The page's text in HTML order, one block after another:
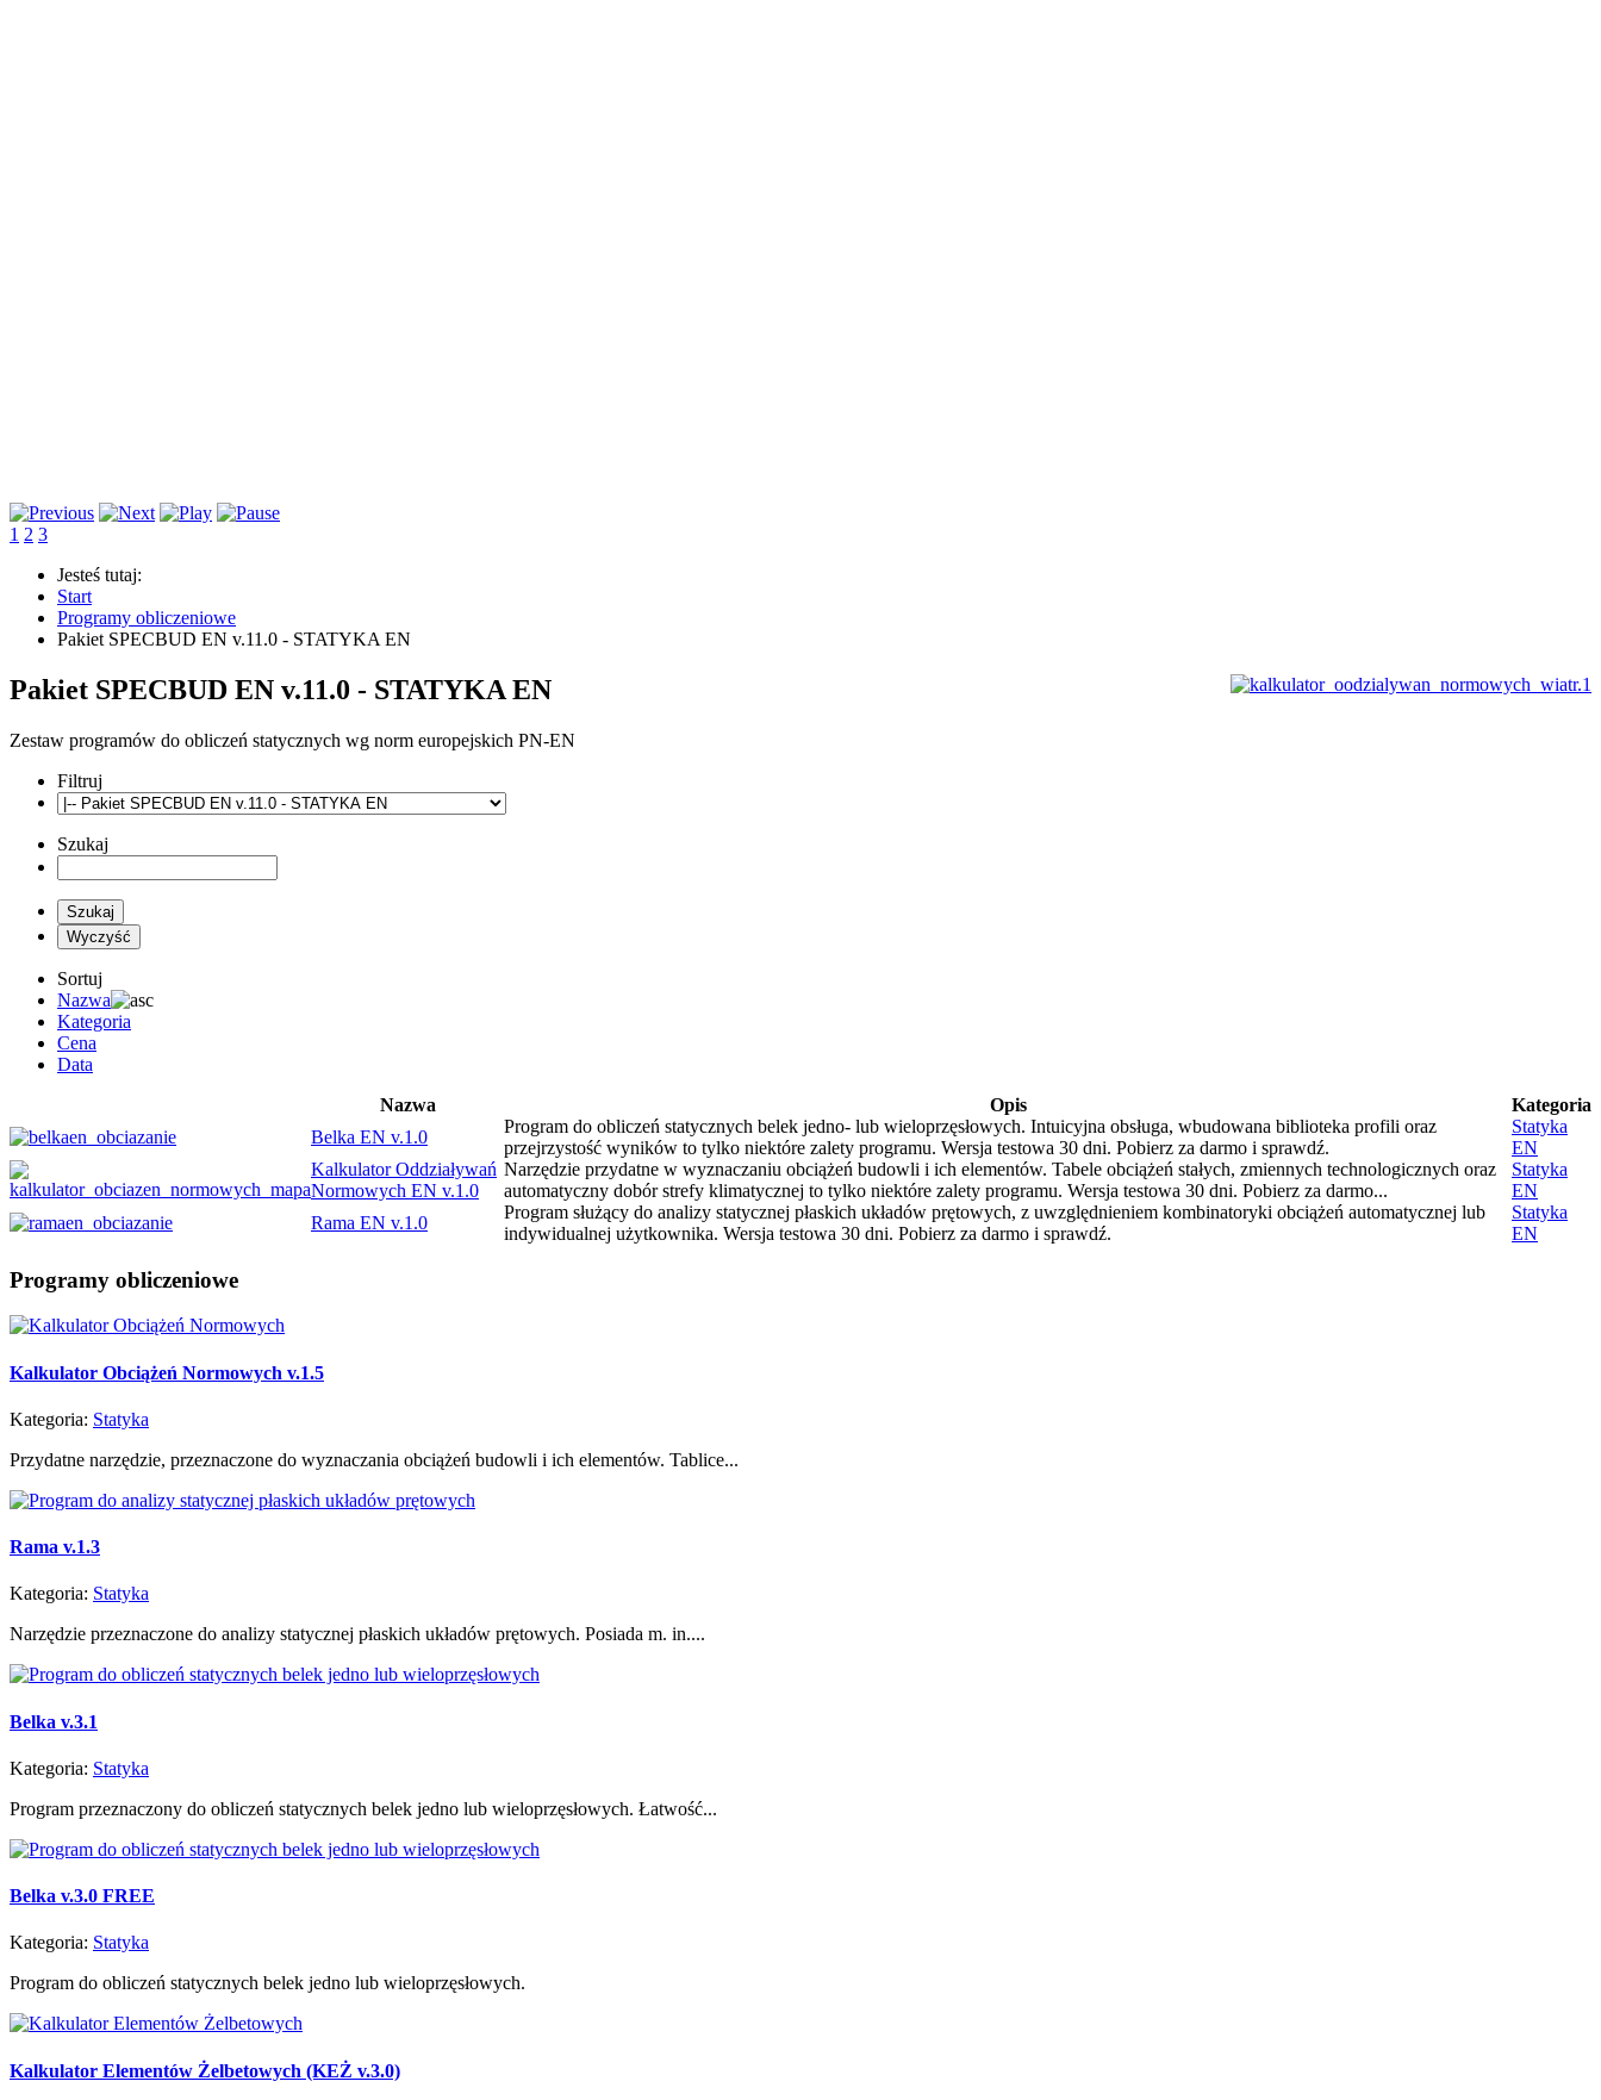
1 2 3
Jesteś tutaj:
Start
Programy obliczeniowe
Pakiet SPECBUD EN v.11.0 - STATYKA EN
Pakiet SPECBUD EN v.11.0 - STATYKA EN
Zestaw programów do obliczeń statycznych wg norm europejskich PN-EN
Filtruj
Szukaj
Sortuj
Nazwa
Kategoria
Cena
Data
Nazwa
Opis
Kategoria
Belka EN v.1.0
Program do obliczeń statycznych belek jedno- lub wieloprzęsłowych. Intuicyjna obsługa, wbudowana biblioteka profili oraz
przejrzystość wyników to tylko niektóre zalety programu. Wersja testowa 30 dni. Pobierz za darmo i sprawdź.
Statyka
EN
Kalkulator Oddziaływań
Normowych EN v.1.0
Narzędzie przydatne w wyznaczaniu obciążeń budowli i ich elementów. Tabele obciążeń stałych, zmiennych technologicznych oraz
automatyczny dobór strefy klimatycznej to tylko niektóre zalety programu. Wersja testowa 30 dni. Pobierz za darmo...
Statyka
EN
Rama EN v.1.0
Program służący do analizy statycznej płaskich układów prętowych, z uwzględnieniem kombinatoryki obciążeń automatycznej lub
indywidualnej użytkownika. Wersja testowa 30 dni. Pobierz za darmo i sprawdź.
Statyka
EN
Programy obliczeniowe
Kalkulator Obciążeń Normowych v.1.5
Kategoria: Statyka
Przydatne narzędzie, przeznaczone do wyznaczania obciążeń budowli i ich elementów. Tablice...
Rama v.1.3
Kategoria: Statyka
Narzędzie przeznaczone do analizy statycznej płaskich układów prętowych. Posiada m. in....
Belka v.3.1
Kategoria: Statyka
Program przeznaczony do obliczeń statycznych belek jedno lub wieloprzęsłowych. Łatwość...
Belka v.3.0 FREE
Kategoria: Statyka
Program do obliczeń statycznych belek jedno lub wieloprzęsłowych.
Kalkulator Elementów Żelbetowych (KEŻ v.3.0)